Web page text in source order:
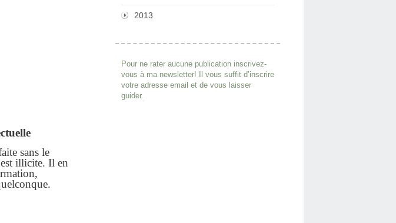
sans le
illicite. Il en
2013
Pour ne rater aucune publication inscrivez-
vous à ma newsletter! Il vous suffit d’inscrire
votre adresse email et de vous laisser
guider.